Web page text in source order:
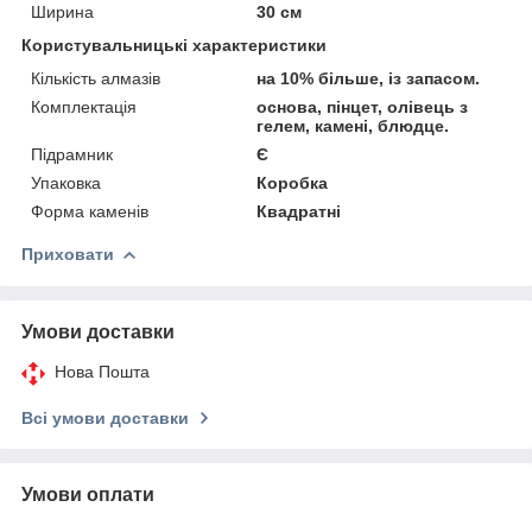
Ширина
30 см
Користувальницькі характеристики
Кількість алмазів
на 10% більше, із запасом.
Комплектація
основа, пінцет, олівець з
гелем, камені, блюдце.
Підрамник
Є
Упаковка
Коробка
Форма каменів
Квадратні
Приховати
Умови доставки
Нова Пошта
Всі умови доставки
Умови оплати